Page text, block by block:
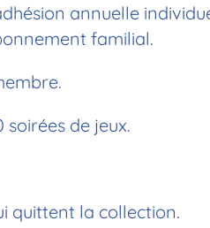
annuelle
familial.
soirées de jeux.
quittent la collection.